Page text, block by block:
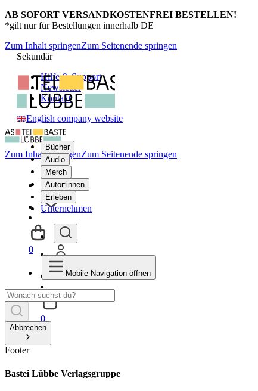
AB SOFORT VERSANDKOSTENFREI BESTELLEN!
*gilt nur für Bestellungen innerhalb DE
Zum Inhalt springenZum Seitenende springen
Sekundär
Hilfe & Support
Newsletter
Kontakt
English company website
Bücher
Audio
Merch
Autor:innen
Erleben
Unternehmen
0
Zum Inhalt springenZum Seitenende springen
0
Mobile Navigation öffnen
Abbrechen
Footer
Bastei Lübbe Verlagsgruppe